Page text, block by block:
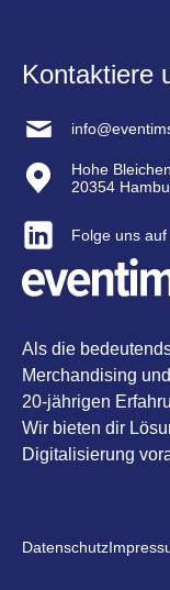
Als die
Merchandising
20-jährigen
Wir bieten dir
Digitalisierung
Datenschutz
Kontaktiere
Hohe
20354
Folge uns